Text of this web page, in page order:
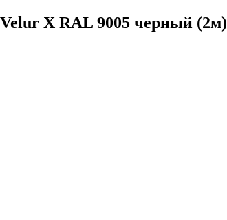
X RAL 9005 черный (2м)